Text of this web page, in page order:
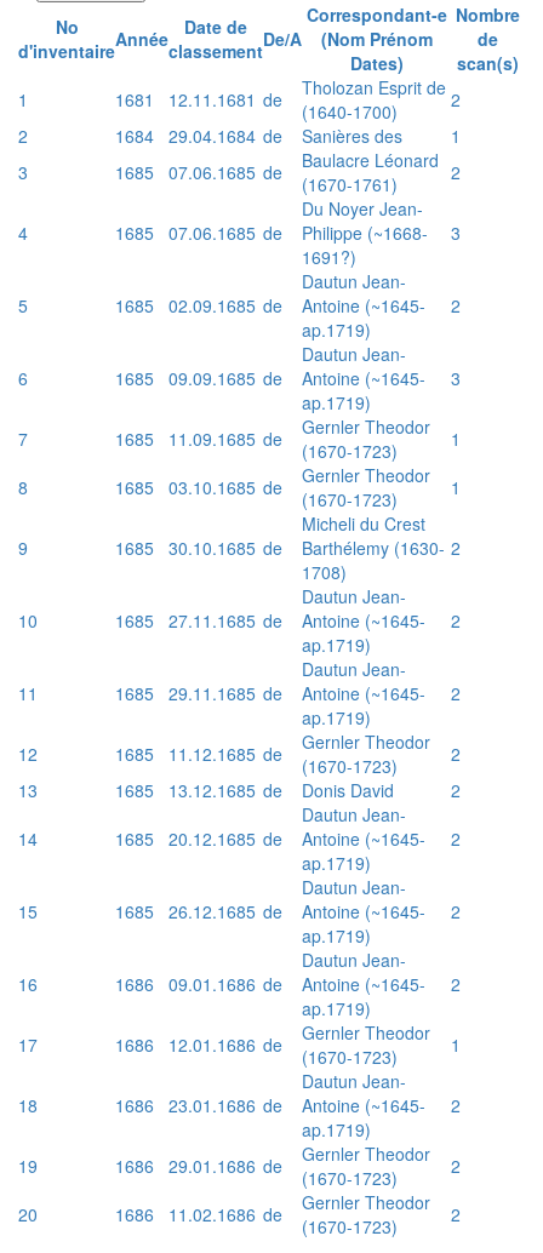
No
d'inventaireAnnée
Date de
classementDe/A
Correspondant-e
(Nom Prénom
Dates)
Nombre
de
scan(s)
1
1681 12.11.1681 de
Tholozan Esprit de
(1640-1700)
2
2
1684 29.04.1684 de Sanières des
1
3
1685 07.06.1685 de
Baulacre Léonard
(1670-1761)
2
4 1685 07.06.1685 de
Du Noyer Jean-
Philippe (~1668-
1691?)
3
5 1685 02.09.1685 de
Dautun Jean-
Antoine (~1645-
ap.1719)
2
6 1685 09.09.1685 de
Dautun Jean-
Antoine (~1645-
ap.1719)
3
7 1685 11.09.1685 de
Gernler Theodor
(1670-1723)
1
8
1685 03.10.1685 de
Gernler Theodor
(1670-1723)
1
9 1685 30.10.1685 de
Micheli du Crest
Barthélemy (1630-
1708)
2
10 1685 27.11.1685 de
Dautun Jean-
Antoine (~1645-
ap.1719)
2
11 1685 29.11.1685 de
Dautun Jean-
Antoine (~1645-
ap.1719)
2
12 1685 11.12.1685 de
Gernler Theodor
(1670-1723)
2
13
1685 13.12.1685 de Donis David
2
14
1685 20.12.1685 de
Dautun Jean-
Antoine (~1645-
ap.1719)
2
15 1685 26.12.1685 de
Dautun Jean-
Antoine (~1645-
ap.1719)
2
16 1686 09.01.1686 de
Dautun Jean-
Antoine (~1645-
ap.1719)
2
17 1686 12.01.1686 de
Gernler Theodor
(1670-1723)
1
18 1686 23.01.1686 de
Dautun Jean-
Antoine (~1645-
ap.1719)
2
19 1686 29.01.1686 de
Gernler Theodor
(1670-1723)
2
20
1686 11.02.1686 de
Gernler Theodor
(1670-1723)
2